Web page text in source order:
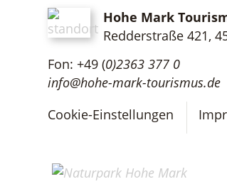
Hohe Mark
Redderstraße 421,
Fon: +49 (0)2363 377 0
info@hohe-mark-tourismus.de
Cookie-Einstellungen